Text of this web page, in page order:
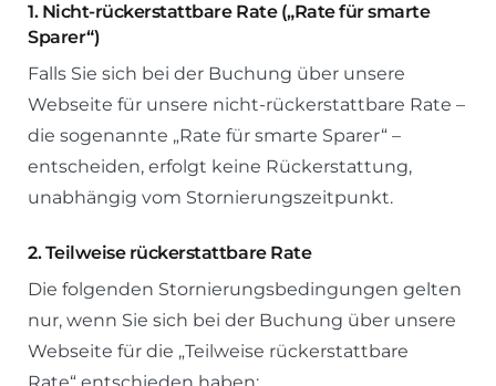
1. Nicht-rückerstattbare Rate („Rate für smarte
Sparer“)
Falls Sie sich bei der Buchung über unsere
Webseite für unsere nicht-rückerstattbare Rate –
die sogenannte „Rate für smarte Sparer“ –
entscheiden, erfolgt keine Rückerstattung,
unabhängig vom Stornierungszeitpunkt.
2.Teilweise rückerstattbare Rate
Die folgenden Stornierungsbedingungen gelten
nur, wenn Sie sich bei der Buchung über unsere
Webseite für die „Teilweise rückerstattbare